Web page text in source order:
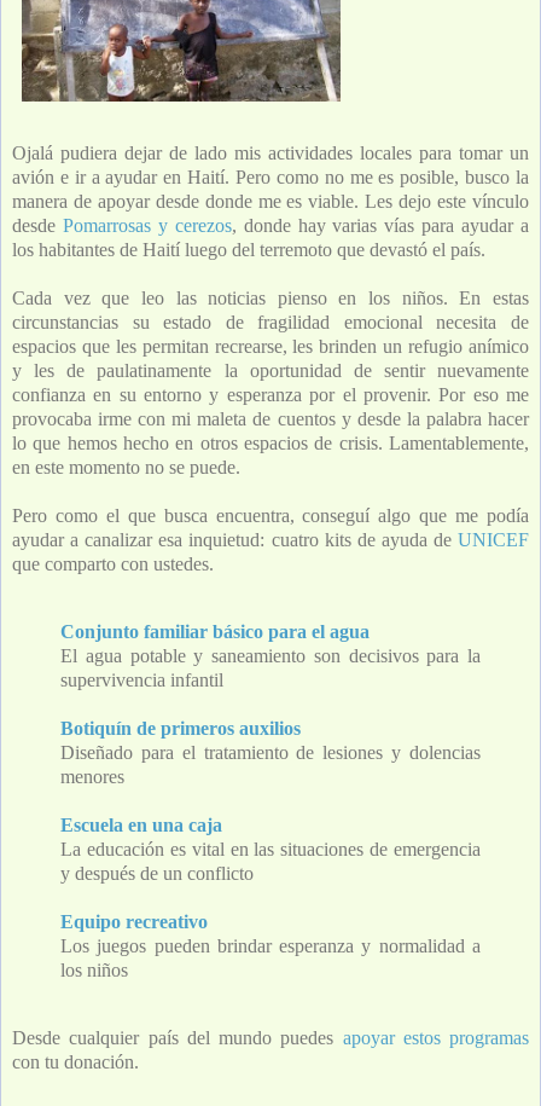
Ojalá pudiera dejar de lado mis actividades locales para tomar un
avión e ir a ayudar en Haití. Pero como no me es posible, busco la
manera de apoyar desde donde me es viable. Les dejo este vínculo
desde Pomarrosas y cerezos, donde hay varias vías para ayudar a
los habitantes de Haití luego del terremoto que devastó el país.
Cada vez que leo las noticias pienso en los niños. En estas
circunstancias su estado de fragilidad emocional necesita de
espacios que les permitan recrearse, les brinden un refugio anímico
y les de paulatinamente la oportunidad de sentir nuevamente
confianza en su entorno y esperanza por el provenir. Por eso me
provocaba irme con mi maleta de cuentos y desde la palabra hacer
lo que hemos hecho en otros espacios de crisis. Lamentablemente,
en este momento no se puede.
Pero como el que busca encuentra, conseguí algo que me podía
ayudar a canalizar esa inquietud: cuatro kits de ayuda de UNICEF
que comparto con ustedes.
Conjunto familiar básico para el agua
El agua potable y saneamiento son decisivos para la
supervivencia infantil
Botiquín de primeros auxilios
Diseñado para el tratamiento de lesiones y dolencias
menores
Escuela en una caja
La educación es vital en las situaciones de emergencia
y después de un conflicto
Equipo recreativo
Los juegos pueden brindar esperanza y normalidad a
los niños
Desde cualquier país del mundo puedes apoyar estos programas
con tu donación.